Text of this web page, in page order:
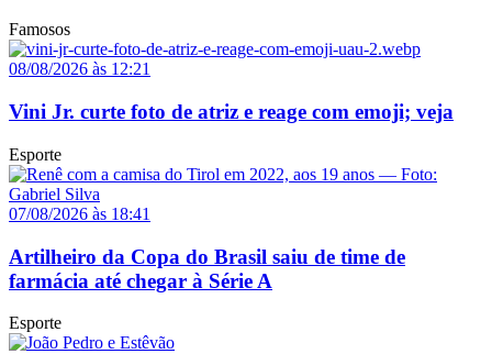
Famosos
08/08/2026 às 12:21
Vini Jr. curte foto de atriz e reage com emoji; veja
Esporte
07/08/2026 às 18:41
Artilheiro da Copa do Brasil saiu de time de
farmácia até chegar à Série A
Esporte